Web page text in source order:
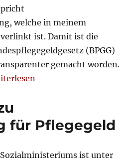
welche in meinem
verlinkt ist. Damit ist die
(BPGG)
gemacht worden.
für Pflegegeld
ist unter